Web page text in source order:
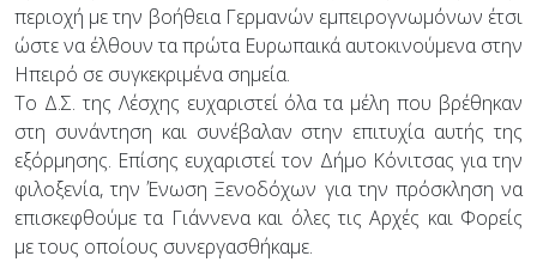
περιοχή με την βοήθεια Γερμανών εμπειρογνωμόνων έτσι
ώστε να έλθουν τα πρώτα Ευρωπαικά αυτοκινούμενα στην
Ηπειρό σε συγκεκριμένα σημεία.
Το Δ.Σ. της Λέσχης ευχαριστεί όλα τα μέλη που βρέθηκαν
στη συνάντηση και συνέβαλαν στην επιτυχία αυτής της
εξόρμησης. Επίσης ευχαριστεί τον Δήμο Κόνιτσας για την
φιλοξενία, την Ένωση Ξενοδόχων για την πρόσκληση να
επισκεφθούμε τα Γιάννενα και όλες τις Αρχές και Φορείς
με τους οποίους συνεργασθήκαμε.